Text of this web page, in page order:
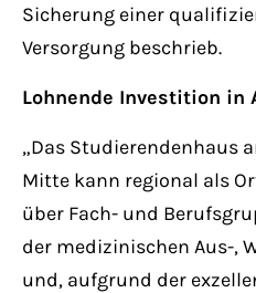
Sicherung einer
Versorgung beschrieb.
Lohnende Investition in
„Das Studierendenhaus
Mitte kann regional als
über Fach- und
der medizinischen Aus-,
und, aufgrund der